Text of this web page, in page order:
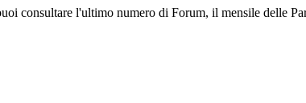
consultare l'ultimo numero di Forum, il mensile delle